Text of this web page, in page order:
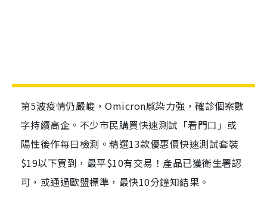
第5波疫情仍嚴峻，Omicron感染力強，確診個案數
字持續高企。不少市民購買快速測試「看門口」或
陽性後作每日檢測。精選13款優惠價快速測試套裝
$19以下買到，最平$10有交易！產品已獲衛生署認
可，或通過歐盟標準，最快10分鐘知結果。